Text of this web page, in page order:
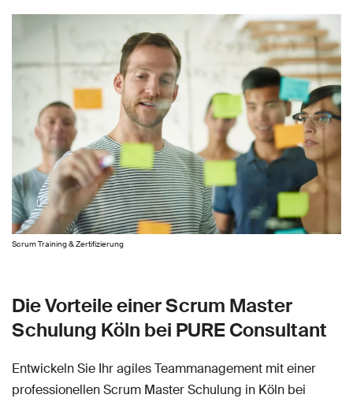
Scrum Training & Zertifizierung
Die Vorteile einer Scrum Master
Schulung Köln bei PURE Consultant
Entwickeln Sie Ihr agiles Teammanagement mit einer
professionellen Scrum Master Schulung in Köln bei